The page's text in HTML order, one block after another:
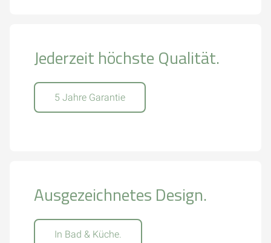
Jederzeit höchste Qualität.
5 Jahre Garantie
Ausgezeichnetes Design.
In Bad & Küche.